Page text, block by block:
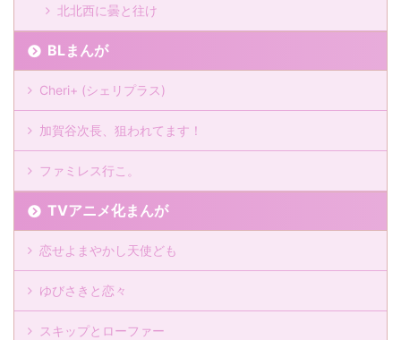
北北西に曇と往け
BLまんが
Cheri+ (シェリプラス)
加賀谷次長、狙われてます！
ファミレス行こ。
TVアニメ化まんが
恋せよまやかし天使ども
ゆびさきと恋々
スキップとローファー